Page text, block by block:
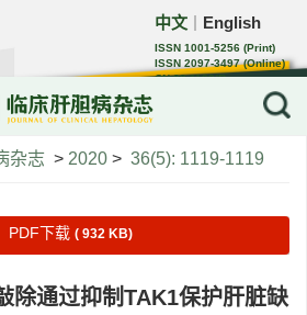
中文 English
ISSN 1001-5256 (Print)
ISSN 2097-3497 (Online)
CN 22-1108/R
杂志 > 2020 > 36(5): 1119-1119
PDF下载 ( 932 KB)
除通过抑制TAK1保护肝脏缺